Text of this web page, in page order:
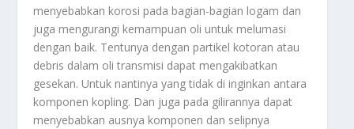
menyebabkan korosi pada bagian-bagian logam dan
juga mengurangi kemampuan oli untuk melumasi
dengan baik. Tentunya dengan partikel kotoran atau
debris dalam oli transmisi dapat mengakibatkan
gesekan. Untuk nantinya yang tidak di inginkan antara
komponen kopling. Dan juga pada gilirannya dapat
menyebabkan ausnya komponen dan selipnya